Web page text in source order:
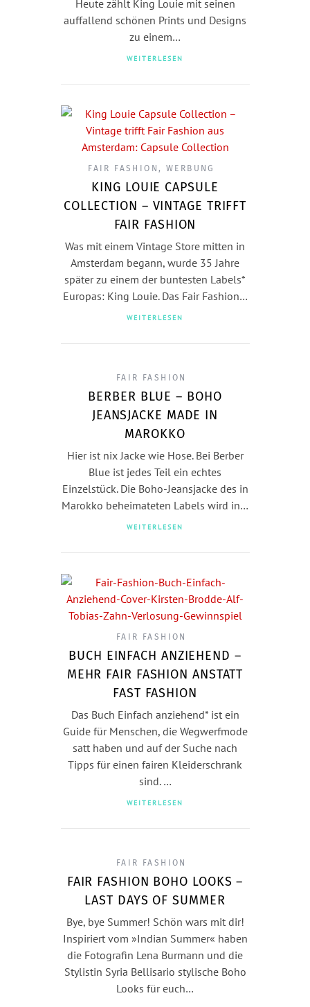
Heute zählt King Louie mit seinen
auffallend schönen Prints und Designs
zu einem…
WEITERLESEN
FAIR FASHION, WERBUNG
KING LOUIE CAPSULE
COLLECTION – VINTAGE TRIFFT
FAIR FASHION
Was mit einem Vintage Store mitten in
Amsterdam begann, wurde 35 Jahre
später zu einem der buntesten Labels*
Europas: King Louie. Das Fair Fashion…
WEITERLESEN
FAIR FASHION
BERBER BLUE – BOHO
JEANSJACKE MADE IN
MAROKKO
Hier ist nix Jacke wie Hose. Bei Berber
Blue ist jedes Teil ein echtes
Einzelstück. Die Boho-Jeansjacke des in
Marokko beheimateten Labels wird in…
WEITERLESEN
FAIR FASHION
BUCH EINFACH ANZIEHEND –
MEHR FAIR FASHION ANSTATT
FAST FASHION
Das Buch Einfach anziehend* ist ein
Guide für Menschen, die Wegwerfmode
satt haben und auf der Suche nach
Tipps für einen fairen Kleiderschrank
sind. …
WEITERLESEN
FAIR FASHION
FAIR FASHION BOHO LOOKS –
LAST DAYS OF SUMMER
Bye, bye Summer! Schön wars mit dir!
Inspiriert vom »Indian Summer« haben
die Fotografin Lena Burmann und die
Stylistin Syria Bellisario stylische Boho
Looks für euch…